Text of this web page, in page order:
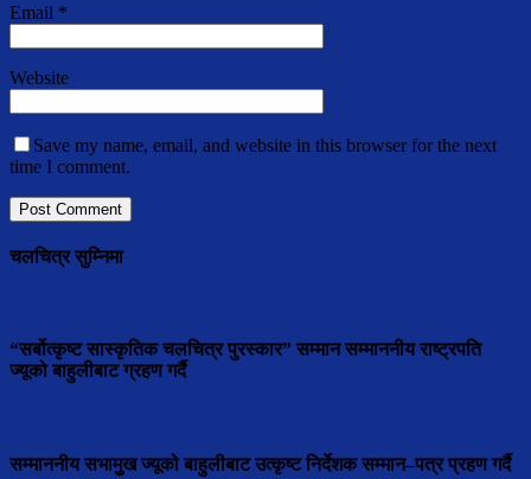
Email *
Website
Save my name, email, and website in this browser for the next
time I comment.
चलचित्र सुम्निमा
“सर्बोत्कृष्ट सास्कृतिक चलचित्र पुरस्कार” सम्मान सम्माननीय राष्ट्रपति
ज्यूको बाहुलीबाट ग्रहण गर्दै
सम्माननीय सभामुुख ज्यूको बाहुलीबाट उत्कृष्ट निर्देशक सम्मान–पत्र प्रहण गर्दै